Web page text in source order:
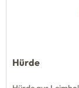
Hürde